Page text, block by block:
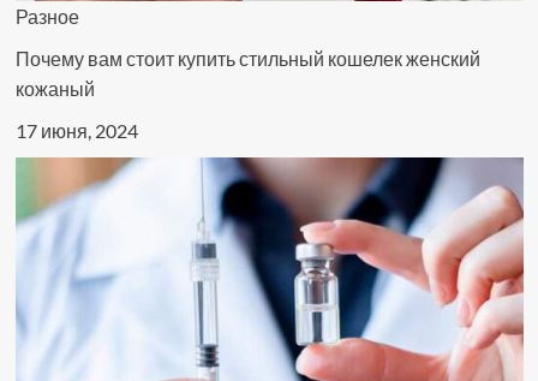
Разное
Почему вам стоит купить стильный кошелек женский
кожаный
17 июня, 2024